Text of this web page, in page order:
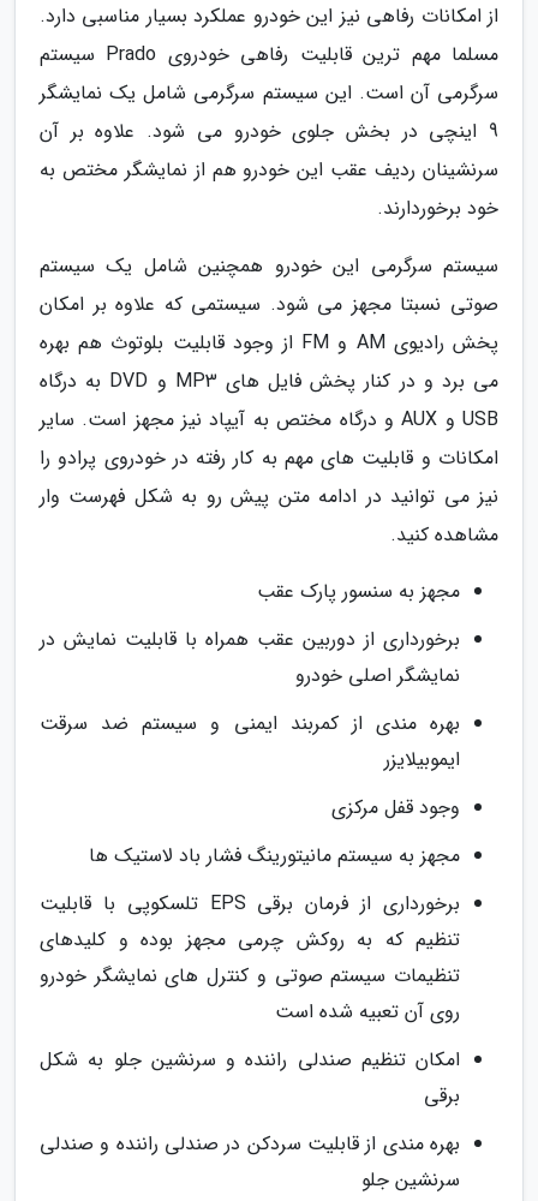
از امکانات رفاهی نیز این خودرو عملکرد بسیار مناسبی دارد.
مسلما مهم ترین قابلیت رفاهی خودروی Prado سیستم
سرگرمی آن است. این سیستم سرگرمی شامل یک نمایشگر
9 اینچی در بخش جلوی خودرو می شود. علاوه بر آن
سرنشینان ردیف عقب این خودرو هم از نمایشگر مختص به
خود برخوردارند.
سیستم سرگرمی این خودرو همچنین شامل یک سیستم
صوتی نسبتا مجهز می شود. سیستمی که علاوه بر امکان
پخش رادیوی AM و FM از وجود قابلیت بلوتوث هم بهره
می برد و در کنار پخش فایل های MP3 و DVD به درگاه
USB و AUX و درگاه مختص به آیپاد نیز مجهز است. سایر
امکانات و قابلیت های مهم به کار رفته در خودروی پرادو را
نیز می توانید در ادامه متن پیش رو به شکل فهرست وار
مشاهده کنید.
مجهز به سنسور پارک عقب
برخورداری از دوربین عقب همراه با قابلیت نمایش در
نمایشگر اصلی خودرو
بهره مندی از کمربند ایمنی و سیستم ضد سرقت
ایموبیلایزر
وجود قفل مرکزی
مجهز به سیستم مانیتورینگ فشار باد لاستیک ها
برخورداری از فرمان برقی EPS تلسکوپی با قابلیت
تنظیم که به روکش چرمی مجهز بوده و کلیدهای
تنظیمات سیستم صوتی و کنترل های نمایشگر خودرو
روی آن تعبیه شده است
امکان تنظیم صندلی راننده و سرنشین جلو به شکل
برقی
بهره مندی از قابلیت سردکن در صندلی راننده و صندلی
سرنشین جلو